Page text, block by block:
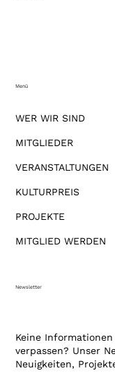
WER WIR SIND
MITGLIEDER
VERANSTALTUNGEN
KULTURPREIS
PROJEKTE
MITGLIED WERDEN
Menü
Newsletter
Keine
verpassen? Unser
Neuigkeiten,